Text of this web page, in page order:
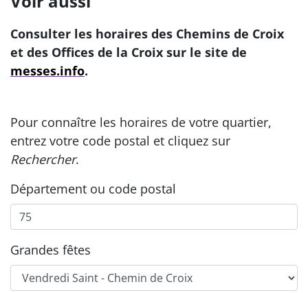
Consulter les horaires des Chemins de Croix
et des Offices de la Croix sur le site de
messes.info.
Pour connaître les horaires de votre quartier,
entrez votre code postal et cliquez sur
Rechercher.
Département ou code postal
Grandes fêtes